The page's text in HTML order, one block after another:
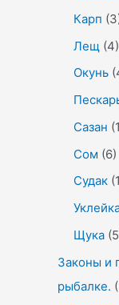
Карп
Лещ (4)
Окунь
Сазан
Сом (6)
Судак
Щука
Законы и
рыбалке.